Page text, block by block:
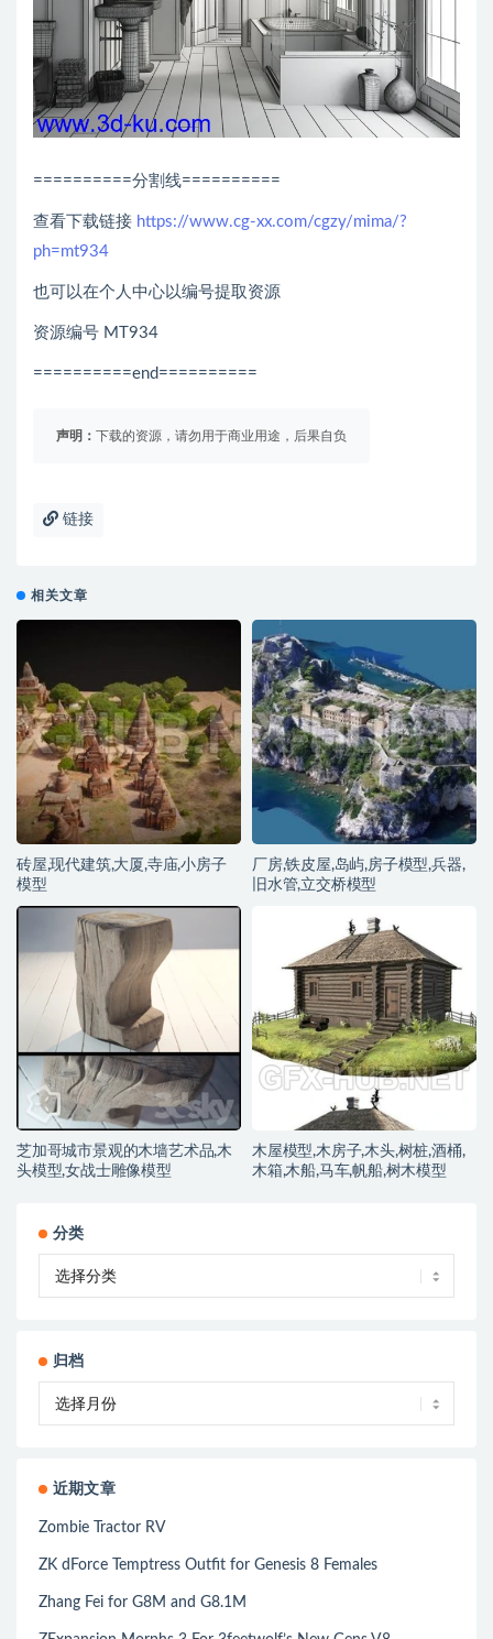
==========分割线==========
查看下载链接 https://www.cg-xx.com/cgzy/mima/?
ph=mt934
也可以在个人中心以编号提取资源
资源编号 MT934
==========end==========
声明： 下载的资源，请勿用于商业用途，后果自负
链接
相关文章
砖屋,现代建筑,大厦,寺庙,小房子
模型
厂房,铁皮屋,岛屿,房子模型,兵器,
旧水管,立交桥模型
芝加哥城市景观的木墙艺术品,木
头模型,女战士雕像模型
木屋模型,木房子,木头,树桩,酒桶,
木箱,木船,马车,帆船,树木模型
分类
归档
近期文章
Zombie Tractor RV
ZK dForce Temptress Outfit for Genesis 8 Females
Zhang Fei for G8M and G8.1M